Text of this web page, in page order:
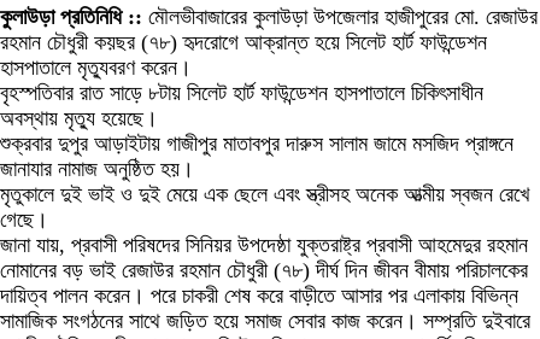
কুলাউড়া প্রতিনিধি :: মৌলভীবাজারের কুলাউড়া উপজেলার হাজীপুরের মো. রেজাউর
রহমান চৌধুরী কয়ছর (৭৮) হৃদরোগে আক্রান্ত হয়ে সিলেট হার্ট ফাউন্ডেশন
হাসপাতালে মৃত্যুবরণ করেন।
বৃহস্পতিবার রাত সাড়ে ৮টায় সিলেট হার্ট ফাউন্ডেশন হাসপাতালে চিকিৎসাধীন
অবস্থায় মৃত্যু হয়েছে।
শুক্রবার দুপুর আড়াইটায় গাজীপুর মাতাবপুর দারুস সালাম জামে মসজিদ প্রাঙ্গনে
জানাযার নামাজ অনুষ্ঠিত হয়।
মৃতুকালে দুই ভাই ও দুই মেয়ে এক ছেলে এবং স্ত্রীসহ অনেক আত্মীয় স্বজন রেখে
গেছে।
জানা যায়, প্রবাসী পরিষদের সিনিয়র উপদেষ্ঠা যুক্তরাষ্ট্র প্রবাসী আহমেদুর রহমান
নোমানের বড় ভাই রেজাউর রহমান চৌধুরী (৭৮) দীর্ঘ দিন জীবন বীমায় পরিচালকের
দায়িত্ব পালন করেন। পরে চাকরী শেষ করে বাড়ীতে আসার পর এলাকায় বিভিন্ন
সামাজিক সংগঠনের সাথে জড়িত হয়ে সমাজ সেবার কাজ করেন। সম্প্রতি দুইবারে